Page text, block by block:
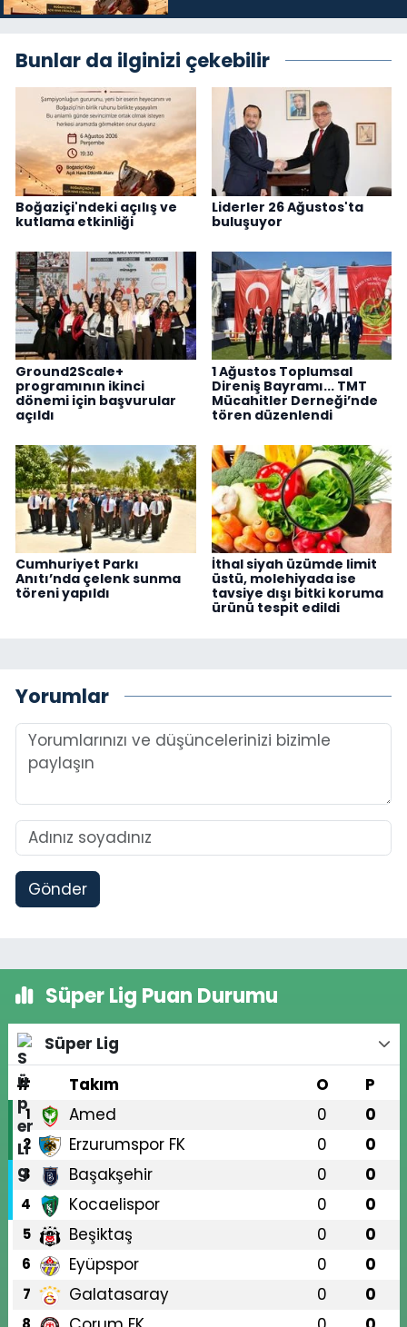
Bunlar da ilginizi çekebilir
Boğaziçi'ndeki açılış ve
kutlama etkinliği
Liderler 26 Ağustos'ta
buluşuyor
Ground2Scale+
programının ikinci
dönemi için başvurular
açıldı
1 Ağustos Toplumsal
Direniş Bayramı... TMT
Mücahitler Derneği’nde
tören düzenlendi
Cumhuriyet Parkı
Anıtı’nda çelenk sunma
töreni yapıldı
İthal siyah üzümde limit
üstü, molehiyada ise
tavsiye dışı bitki koruma
ürünü tespit edildi
Yorumlar
Gönder
Süper Lig Puan Durumu
Süper Lig
#
Takım O P
1 Amed 0 0
2 Erzurumspor FK 0 0
3 Başakşehir 0 0
4 Kocaelispor 0 0
5 Beşiktaş 0 0
6 Eyüpspor 0 0
7 Galatasaray 0 0